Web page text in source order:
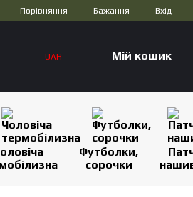
Порівняння Бажання Вхід
UAH Мій кошик
Футболки,
сорочки